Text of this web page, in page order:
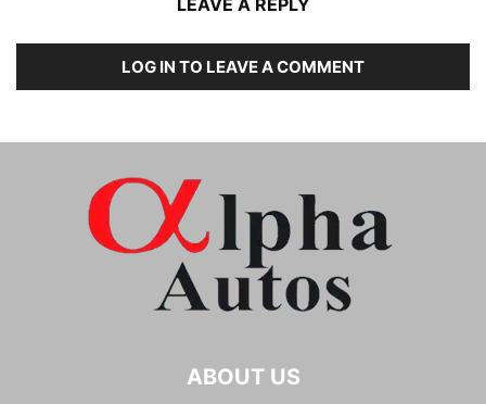
LEAVE A REPLY
LOG IN TO LEAVE A COMMENT
ABOUT US